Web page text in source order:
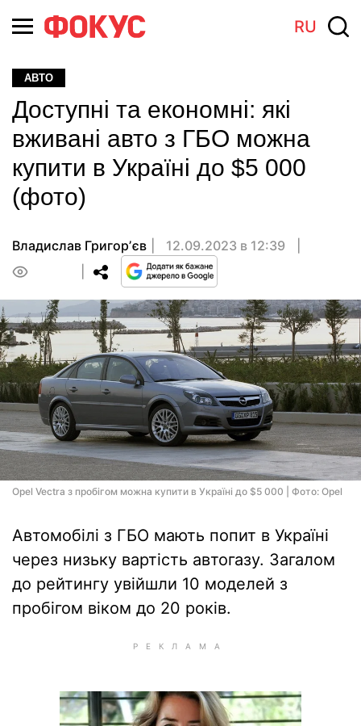
RU
АВТО
Доступні та економні: які
вживані авто з ГБО можна
купити в Україні до $5 000
(фото)
Владислав Григорʼєв
12.09.2023 в 12:39
Opel Vectra з пробігом можна купити в Україні до $5 000 | Фото: Opel
Автомобілі з ГБО мають попит в Україні
через низьку вартість автогазу. Загалом
до рейтингу увійшли 10 моделей з
пробігом віком до 20 років.